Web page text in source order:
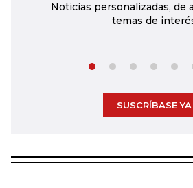
Noticias personalizadas, de
temas de
SUSCRÍBASE YA